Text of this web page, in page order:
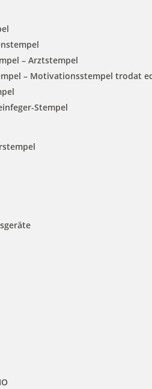
– Arztstempel
– Motivationsstempel trodat
Stempel